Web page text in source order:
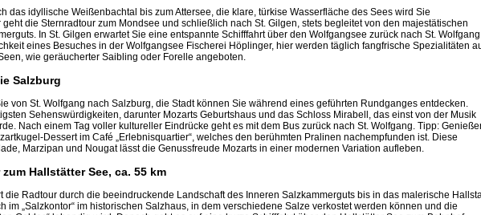
das idyllische Weißenbachtal bis zum Attersee, die klare, türkise Wasserfläche des Sees wird Sie
die Sternradtour zum Mondsee und schließlich nach St. Gilgen, stets begleitet von den majestätischen
In St. Gilgen erwartet Sie eine entspannte Schifffahrt über den Wolfgangsee zurück nach St.
eines Besuches in der Wolfgangsee Fischerei Höplinger, hier werden täglich fangfrische Spezialitäten
wie geräucherter Saibling oder Forelle angeboten.
Salzburg
von St. Wolfgang nach Salzburg, die Stadt können Sie während eines geführten Rundganges entdecken.
Sehenswürdigkeiten, darunter Mozarts Geburtshaus und das Schloss Mirabell, das einst von der Musik
Nach einem Tag voller kultureller Eindrücke geht es mit dem Bus zurück nach St. Wolfgang. Tipp:
Dessert im Café „Erlebnisquartier“, welches den berühmten Pralinen nachempfunden ist. Diese
Marzipan und Nougat lässt die Genussfreude Mozarts in einer modernen Variation aufleben.
Hallstätter See, ca. 55 km
die Radtour durch die beeindruckende Landschaft des Inneren Salzkammerguts bis in das malerische
im „Salzkontor“ im historischen Salzhaus, in dem verschiedene Salze verkostet werden können und die